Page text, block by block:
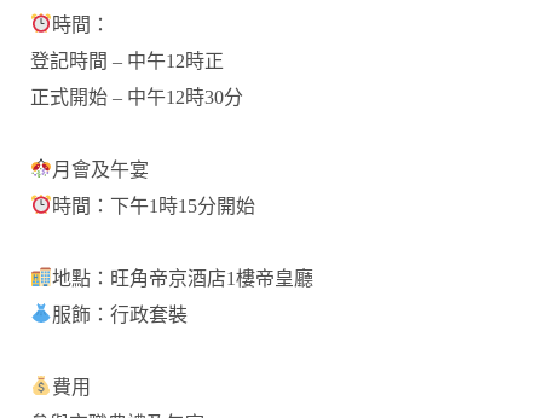
時間：
登記時間 – 中午12時正
正式開始 – 中午12時30分
月會及午宴
時間：下午1時15分開始
地點：旺角帝京酒店1樓帝皇廳
服飾：行政套裝
費用